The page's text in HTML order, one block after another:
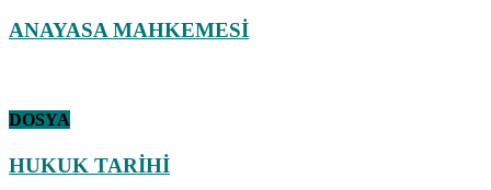
ANAYASA MAHKEMESİ
DOSYA
HUKUK TARİHİ